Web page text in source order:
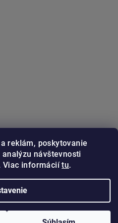
reklám, poskytovanie
návštevnosti
Viac informáciítu.